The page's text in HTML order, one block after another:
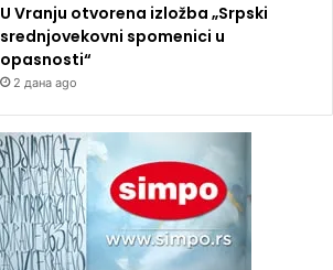
U Vranju otvorena izložba „Srpski
srednjovekovni spomenici u
opasnosti“
2 дана ago